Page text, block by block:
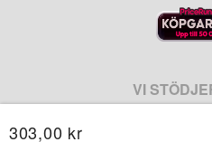
303,00 kr
VI